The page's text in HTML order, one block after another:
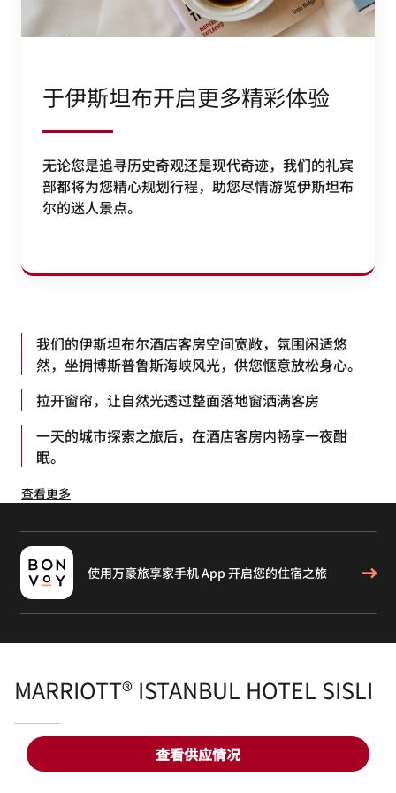
查看供应情况
于伊斯坦布开启更多精彩体验
无论您是追寻历史奇观还是现代奇迹，我们的礼宾
部都将为您精心规划行程，助您尽情游览伊斯坦布
尔的迷人景点。
我们的伊斯坦布尔酒店客房空间宽敞，氛围闲适悠
然，坐拥博斯普鲁斯海峡风光，供您惬意放松身心。
拉开窗帘，让自然光透过整面落地窗洒满客房
一天的城市探索之旅后，在酒店客房内畅享一夜酣
眠。
查看更多
使用万豪旅享家手机 App 开启您的住宿之旅
MARRIOTT® ISTANBUL HOTEL SISLI
概览
节假日